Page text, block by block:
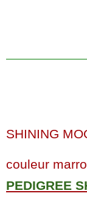
SHINING
couleur
PEDIGREE